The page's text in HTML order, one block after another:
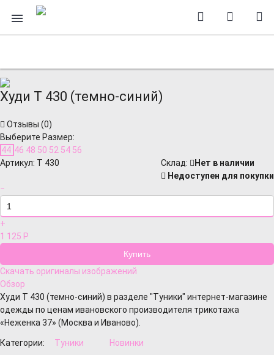
Худи Т 430 (темно-синий)
Отзывы (0)
Выберите Размер:
44 46 48 50 52 54 56
Артикул: Т 430 Cклад:
Нет в наличии
Недоступен для покупки
−
+
1 125 Р
Скачать оригиналы изображений
Обзор
Худи Т 430 (темно-синий) в разделе "Туники" интернет-магазине
одежды по ценам ивановского производителя трикотажа
«Неженка 37» (Москва и Иваново).
Категории: Туники
Новинки